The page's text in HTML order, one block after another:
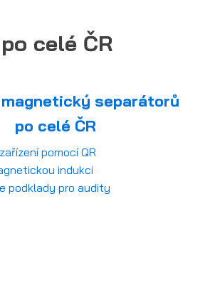
celé ČR
separátorů
po celé ČR
pomocí QR
indukci
podklady pro audity